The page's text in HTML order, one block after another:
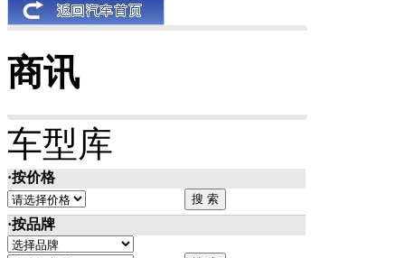
商讯
车型库
·按价格
·按品牌